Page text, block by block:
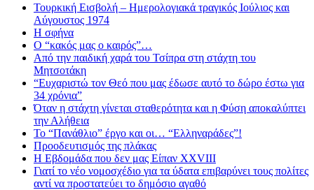
Τουρκική Εισβολή – Ημερολογιακά τραγικός Ιούλιος και
Αύγουστος 1974
Η σφήνα
Ο “κακός μας ο καιρός”…
Από την παιδική χαρά του Τσίπρα στη στάχτη του
Μητσοτάκη
“Ευχαριστώ τον Θεό που μας έδωσε αυτό το δώρο έστω για
34 χρόνια”
Όταν η στάχτη γίνεται σταθερότητα και η Φύση αποκαλύπτει
την Αλήθεια
Το “Πανάθλιο” έργο και οι… “Ελληναράδες”!
Προοδευτισμός της πλάκας
Η Εβδομάδα που δεν μας Είπαν XXVIII
Γιατί το νέο νομοσχέδιο για τα ύδατα επιβαρύνει τους πολίτες
αντί να προστατεύει το δημόσιο αγαθό